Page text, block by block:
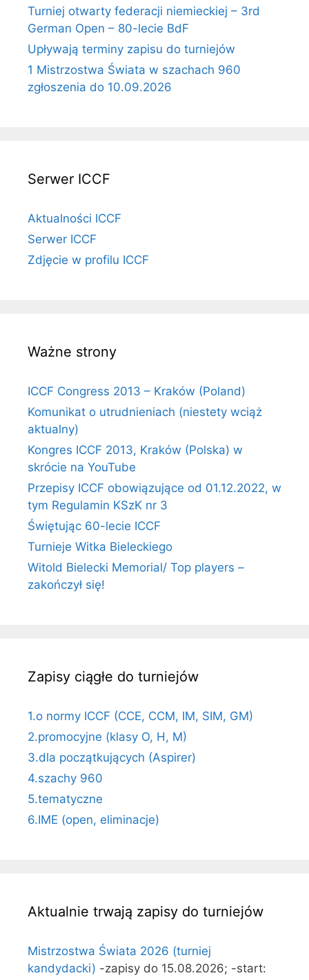
Turniej otwarty federacji niemieckiej – 3rd
German Open – 80-lecie BdF
Upływają terminy zapisu do turniejów
1 Mistrzostwa Świata w szachach 960
zgłoszenia do 10.09.2026
Serwer ICCF
Aktualności ICCF
Serwer ICCF
Zdjęcie w profilu ICCF
Ważne strony
ICCF Congress 2013 – Kraków (Poland)
Komunikat o utrudnieniach (niestety wciąż
aktualny)
Kongres ICCF 2013, Kraków (Polska) w
skrócie na YouTube
Przepisy ICCF obowiązujące od 01.12.2022, w
tym Regulamin KSzK nr 3
Świętując 60-lecie ICCF
Turnieje Witka Bieleckiego
Witold Bielecki Memorial/ Top players –
zakończył się!
Zapisy ciągłe do turniejów
1.o normy ICCF (CCE, CCM, IM, SIM, GM)
2.promocyjne (klasy O, H, M)
3.dla początkujących (Aspirer)
4.szachy 960
5.tematyczne
6.IME (open, eliminacje)
Aktualnie trwają zapisy do turniejów
Mistrzostwa Świata 2026 (turniej
kandydacki) -zapisy do 15.08.2026; -start: